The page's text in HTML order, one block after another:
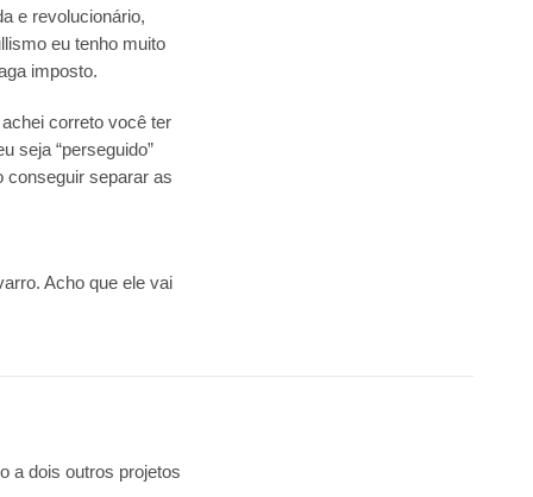
e revolucionário,
eu tenho muito
imposto.
correto você ter
seja “perseguido”
conseguir separar as
Acho que ele vai
a dois outros projetos